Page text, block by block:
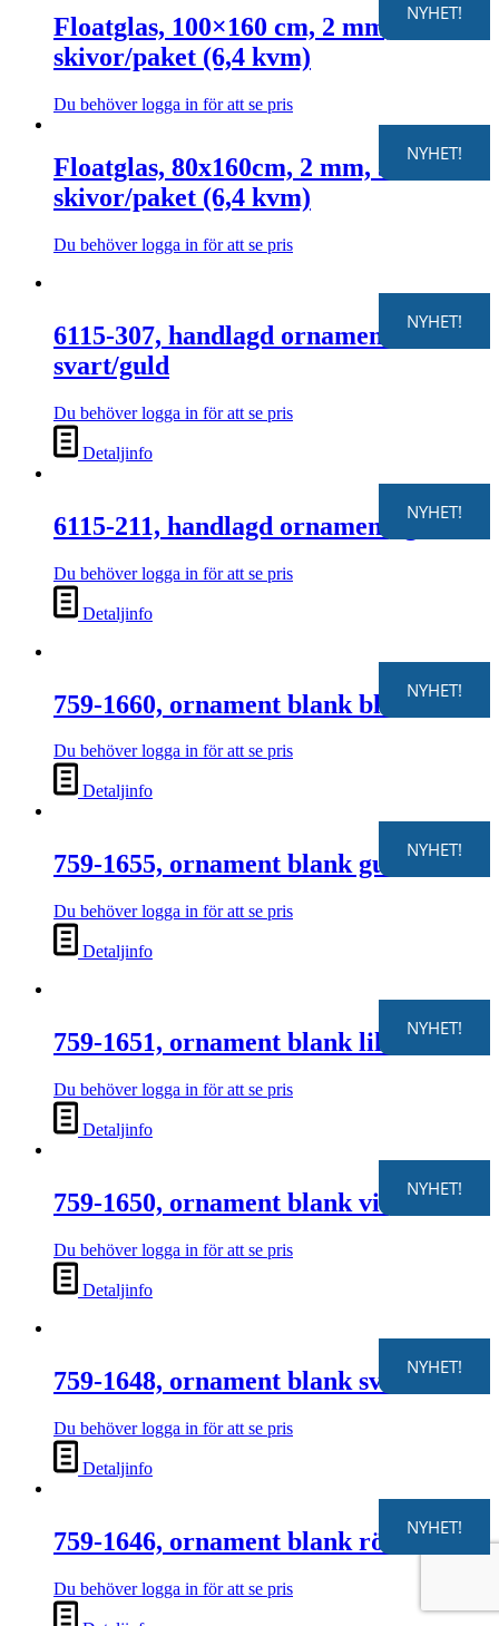
NYHET!
Floatglas, 100×160 cm, 2 mm, 4
skivor/paket (6,4 kvm)
Du behöver logga in för att se pris
produkten
har
flera
De
väljas
på
produktsidan
NYHET!
Floatglas, 80x160cm, 2 mm, 5
skivor/paket (6,4 kvm)
Du behöver logga in för att se pris
har
flera
varianter.
De
olika
alternativen
kan
väljas
NYHET!
6115-307, handlagd ornament,
svart/guld
Du behöver logga in för att se pris
Detaljinfo
NYHET!
6115-211, handlagd ornament, guld
Du behöver logga in för att se pris
Detaljinfo
NYHET!
759-1660, ornament blank blå
Du behöver logga in för att se pris
Detaljinfo
NYHET!
759-1655, ornament blank gul
Du behöver logga in för att se pris
Detaljinfo
NYHET!
759-1651, ornament blank lila
Du behöver logga in för att se pris
Detaljinfo
NYHET!
759-1650, ornament blank vit
Du behöver logga in för att se pris
Detaljinfo
NYHET!
759-1648, ornament blank svart
Du behöver logga in för att se pris
Detaljinfo
NYHET!
759-1646, ornament blank röd
Du behöver logga in för att se pris